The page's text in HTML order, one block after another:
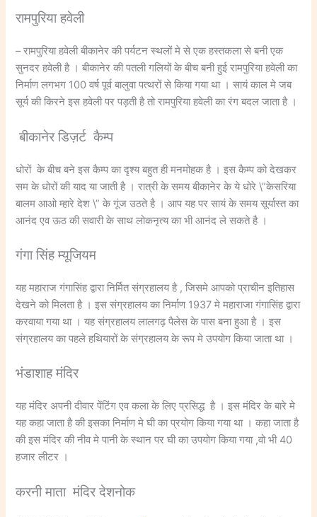
रामपुरिया हवेली
– रामपुरिया हवेली बीकानेर की पर्यटन स्थलों मे से एक हस्तकला से बनी एक
सुनदर हवेली है । बीकानेर की पतली गलियों के बीच बनी हुई रामपुरिया हवेली का
निर्माण लगभग 100 वर्ष पूर्व बालुवा पत्थरों से किया गया था । सायं काल मे जब
सूर्य की किरने इस हवेली पर पड़ती है तो रामपुरिया हवेली का रंग बदल जाता है ।
बीकानेर डिज़र्ट कैम्प
धोरों के बीच बने इस कैम्प का दृश्य बहुत ही मनमोहक है । इस कैम्प को देखकर
सम के धोरों की याद या जाती है । रात्री के समय बीकानेर के ये धोरे \”केसरिया
बालम आओ म्हारे देश \” के गूंज उठते है । आप यह पर सायं के समय सूर्यास्त का
आनंद एव ऊठ की सवारी के साथ लोकनृत्य का भी आनंद ले सकते है ।
गंगा सिंह म्यूजियम
यह महाराज गंगासिंह द्वारा निर्मित संग्रहालय है , जिसमे आपको प्राचीन इतिहास
देखने को मिलता है । इस संग्रहालय का निर्माण 1937 मे महाराजा गंगासिंह द्वारा
करवाया गया था । यह संग्रहालय लालगढ़ पैलेस के पास बना हुआ है । इस
संग्रहालय का पहले हथियारों के संग्रहालय के रूप मे उपयोग किया जाता था ।
भंडाशाह मंदिर
यह मंदिर अपनी दीवार पेंटिंग एव कला के लिए प्रसिद्ध है । इस मंदिर के बारे मे
यह कहा जाता है की इसका निर्माण मे घी का प्रयोग किया गया था । कहा जाता है
की इस मंदिर की नीव मे पानी के स्थान पर घी का उपयोग किया गया ,वो भी 40
हजार लीटर ।
करनी माता मंदिर देशनोक